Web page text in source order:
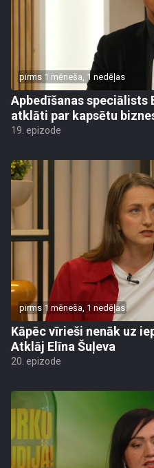
pirms 1 mēneša, 1 nedēļas
Apbedīšanas speciālists
atklāti par kapsētu
19. epizode
pirms 1 mēneša, 1 nedēļas
Kāpēc vīrieši nenāk uz
Atklāj Elīna Šuļeva
20. epizode